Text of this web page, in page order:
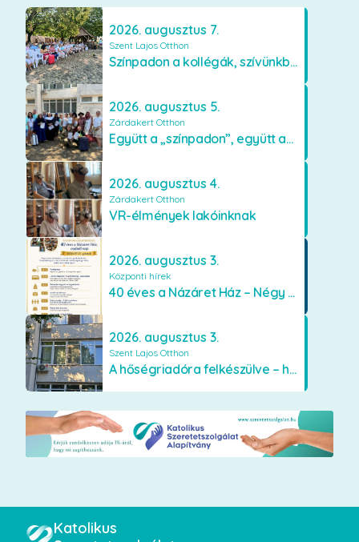
2026. augusztus 7.
Szent Lajos Otthon
Színpadon a kollégák, szívünkben a lakók
2026. augusztus 5.
Zárdakert Otthon
Együtt a „színpadon”, együtt az élményekért 🎭✨
2026. augusztus 4.
Zárdakert Otthon
VR-élmények lakóinknak
2026. augusztus 3.
Központi hírek
40 éves a Názáret Ház – Négy évtized szeretetben és gondoskodásban
2026. augusztus 3.
Szent Lajos Otthon
A hőségriadóra felkészülve – hűsítő fejlesztések a Szent Lajos Otthonban
Katolikus